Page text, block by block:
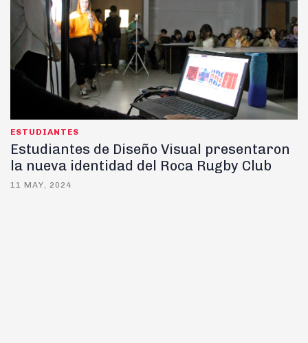
ESTUDIANTES
Estudiantes de Diseño Visual presentaron
la nueva identidad del Roca Rugby Club
11 MAY, 2024